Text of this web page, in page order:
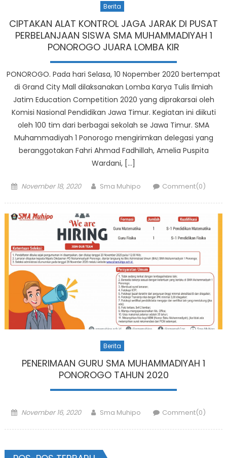
Berita
CIPTAKAN ALAT KONTROL JAGA JARAK DI PUSAT
PERBELANJAAN SISWA SMA MUHAMMADIYAH 1
PONOROGO JUARA LOMBA KIR
PONOROGO. Pada hari Selasa, 10 Nopember 2020 bertempat
di Grand City Mall dilaksanakan Lomba Karya Tulis Ilmiah
Jatim Education Competition 2020 yang diprakarsai oleh
Komisi Nasional Pendidikan Jawa Timur. Kegiatan ini diikuti
oleh 100 tim dari berbagai sekolah se Jawa Timur. SMA
Muhammadiyah 1 Ponorogo mengirimkan delegasi yang
beranggotakan Fahri Ahmad Fadhillah, Amelia Puspita
Wardani, […]
Posted
November 18, 2020 Author
Sma Muhipo Comment(0)
Berita
PENERIMAAN GURU SMA MUHAMMADIYAH 1
PONOROGO TAHUN 2020
Posted
November 16, 2020 Author
Sma Muhipo Comment(0)